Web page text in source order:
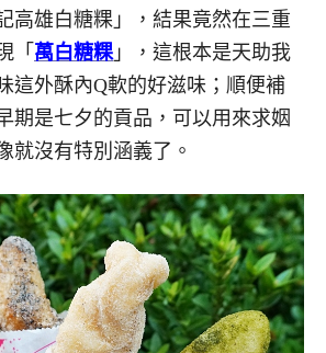
高雄白糖粿」，結果竟然在三重
「 萬白糖粿」，這根本是天助我
這外酥內Q軟的好滋味；順便補
期是七夕的貢品，可以用來求姻
就沒有特別涵義了。